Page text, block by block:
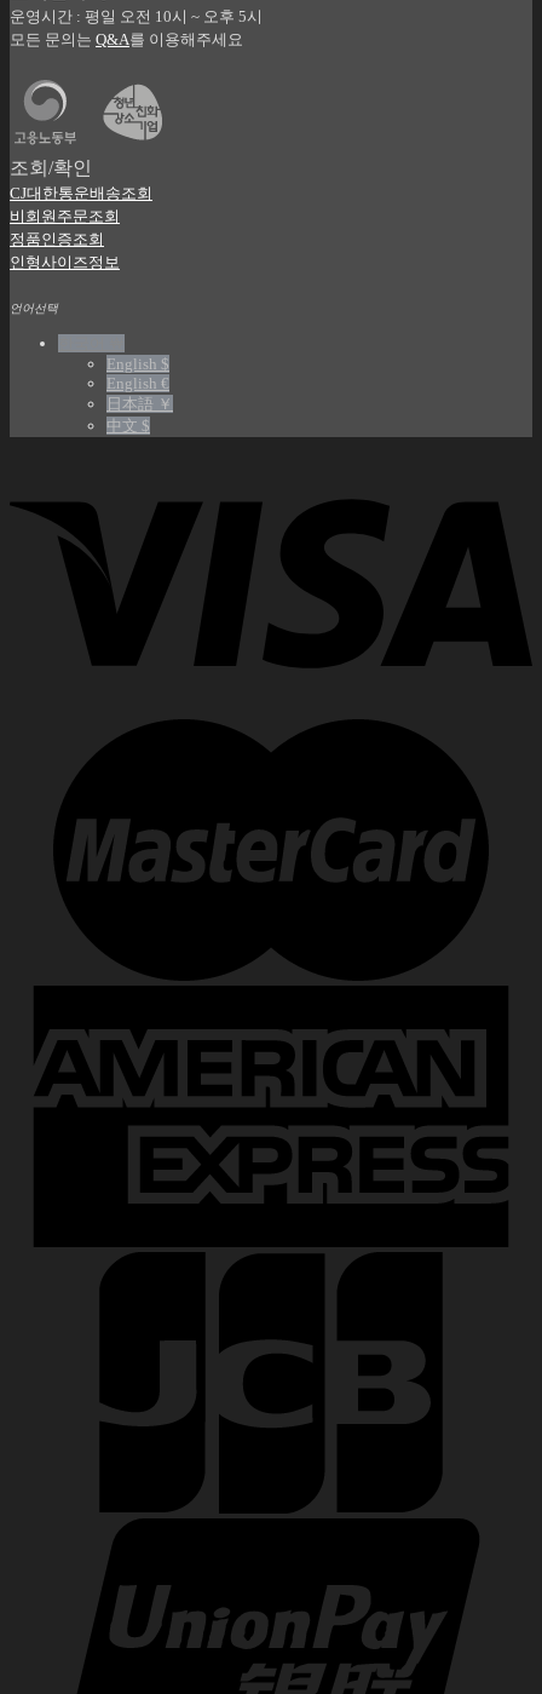
운영시간 : 평일 오전 10시 ~ 오후 5시
모든 문의는 Q&A를 이용해주세요
조회/확인
CJ대한통운배송조회
비회원주문조회
정품인증조회
인형사이즈정보
언어선택
English $
English €
日本語 ￥
中文 $